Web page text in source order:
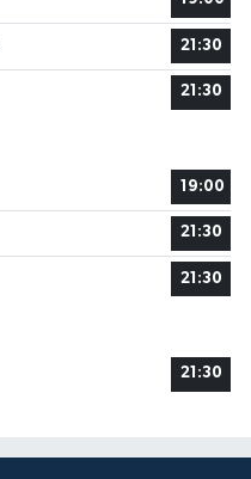
21:30
21:30
19:00
21:30
21:30
21:30